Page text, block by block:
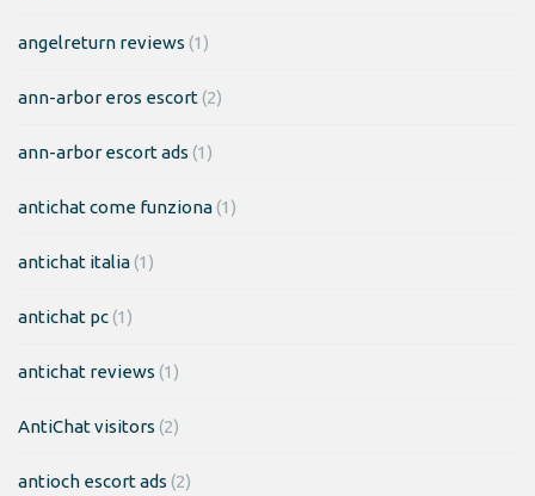
angelreturn reviews (1)
ann-arbor eros escort(2)
ann-arbor escort ads (1)
antichat come funziona(1)
antichat italia(1)
antichat pc(1)
antichat reviews (1)
AntiChat visitors (2)
antioch escort ads (2)